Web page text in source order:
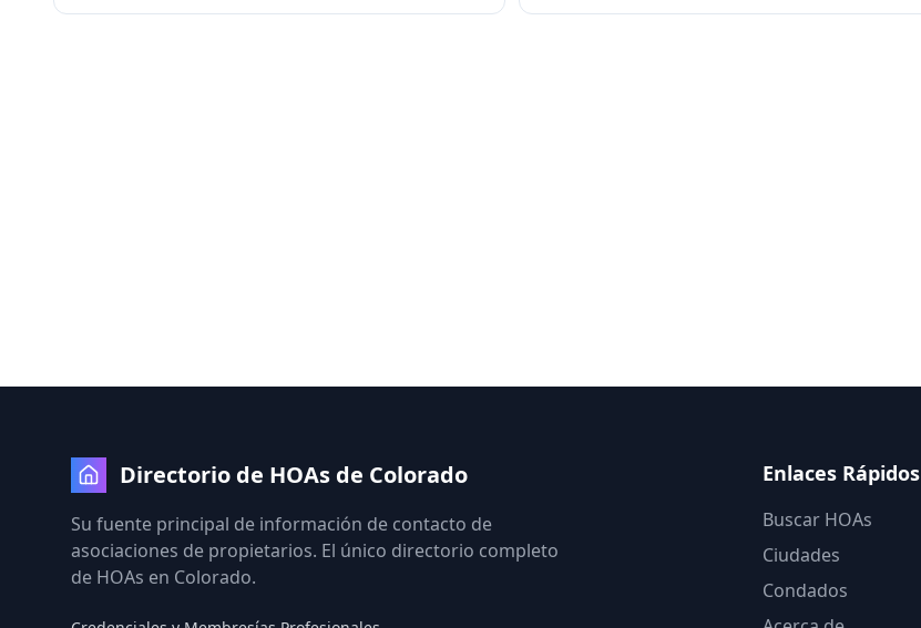
Directorio de HOAs de Colorado
Su fuente principal de información de contacto de
asociaciones de propietarios. El único directorio completo
de HOAs en Colorado.
Enlaces Rápidos
Buscar HOAs
Ciudades
Condados